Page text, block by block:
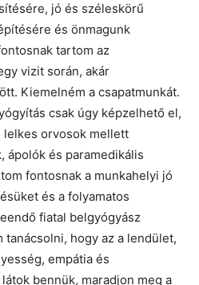
jó és széleskörű
és önmagunk
tartom az
vizit során, akár
Kiemelném a csapatmunkát.
csak úgy képzelhető el,
lelkes orvosok mellett
ápolók és paramedikális
fontosnak a munkahelyi jó
és a folyamatos
fiatal belgyógyász
tanácsolni, hogy az a lendület,
empátia és
bennük, maradjon meg a